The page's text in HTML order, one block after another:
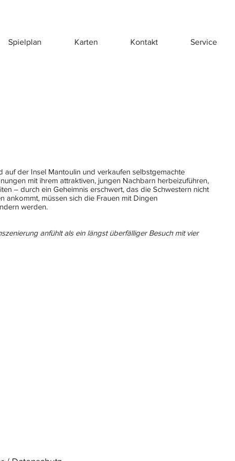
Spielplan Karten Kontakt Service
auf der Insel Mantoulin und verkaufen selbstgemachte
mit ihrem attraktiven, jungen Nachbarn herbeizuführen,
– durch ein Geheimnis erschwert, das die Schwestern nicht
ankommt, müssen sich die Frauen mit Dingen
werden.
anfühlt als ein längst überfälliger Besuch mit vier